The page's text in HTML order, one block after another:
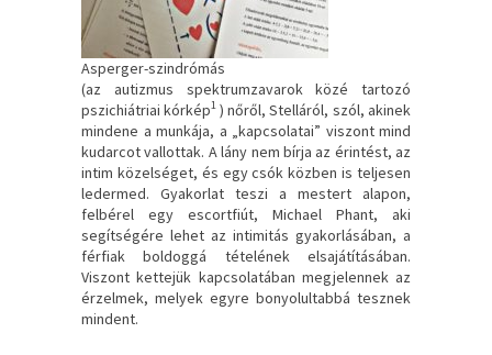
Asperger-szindrómás
(az autizmus spektrumzavarok közé tartozó
pszichiátriai kórkép1 ) nőről, Stelláról, szól, akinek
mindene a munkája, a „kapcsolatai” viszont mind
kudarcot vallottak. A lány nem bírja az érintést, az
intim közelséget, és egy csók közben is teljesen
ledermed. Gyakorlat teszi a mestert alapon,
felbérel egy escortfiút, Michael Phant, aki
segítségére lehet az intimitás gyakorlásában, a
férfiak boldoggá tételének elsajátításában.
Viszont kettejük kapcsolatában megjelennek az
érzelmek, melyek egyre bonyolultabbá tesznek
mindent.